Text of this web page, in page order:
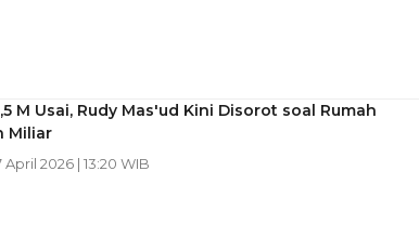
M Usai, Rudy Mas'ud Kini Disorot soal Rumah
Miliar
April 2026 | 13:20 WIB